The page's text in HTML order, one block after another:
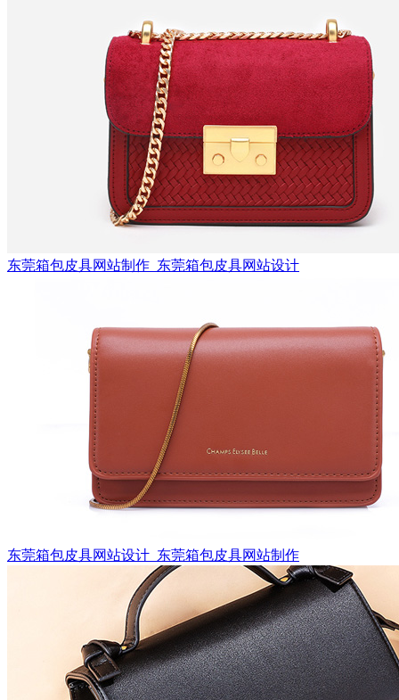
东莞箱包皮具网站制作_东莞箱包皮具网站设计
东莞箱包皮具网站设计_东莞箱包皮具网站制作